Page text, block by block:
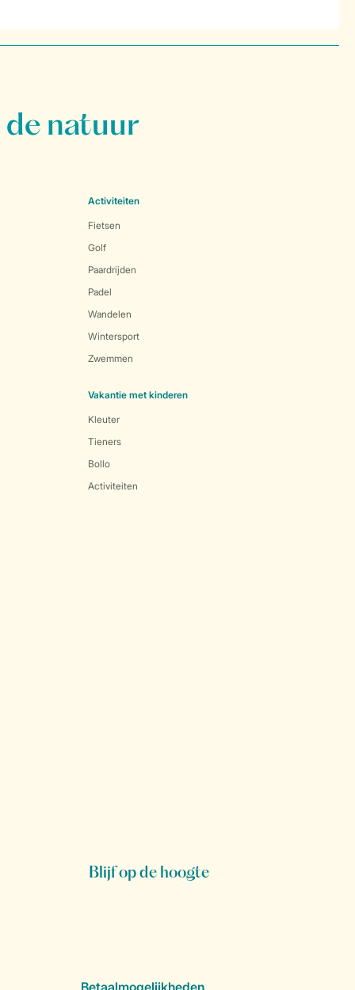
natuur
Activiteiten
Fietsen
Golf
Paardrijden
Padel
Wandelen
Wintersport
Zwemmen
Vakantie met kinderen
Kleuter
Tieners
Bollo
Activiteiten
Blijf op de hoogte
Betaalmogelijkheden